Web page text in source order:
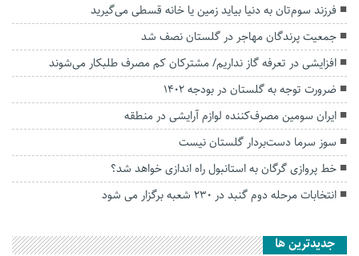
فرزند سوم‌تان به دنیا بیاید زمین یا خانه قسطی می‌گیرید
جمعیت پرندگان مهاجر در گلستان نصف شد
افزایشی در تعرفه گاز نداریم/ مشترکان کم مصرف طلبکار می‌شوند
ضرورت توجه به گلستان در بودجه ۱۴۰۲
ایران سومین مصرف‌کننده لوازم آرایشی در منطقه
سوز سرما دست‌بردار گلستان نیست
خط پروازی گرگان به استانبول راه اندازی خواهد شد؟
انتخابات مرحله دوم گنبد در ۲۳۰ شعبه برگزار می شود
جديدترين ها